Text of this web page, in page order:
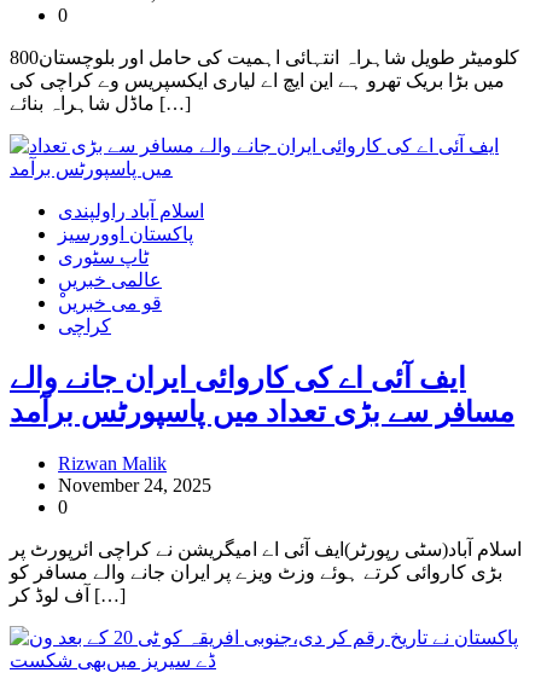
0
800کلومیٹر طویل شاہراہ انتہائی اہمیت کی حامل اور بلوچستان
میں بڑا بریک تھرو ہے این ایچ اے لیاری ایکسپریس وے کراچی کی
ماڈل شاہراہ بنائے […]
اسلام آباد راولپندی
پاکستان اوورسیز
ٹاپ سٹوری
عالمی خبریں
ْقو می خبریں
کراچی
ایف آئی اے کی کاروائی ایران جانے والے
مسافر سے بڑی تعداد میں پاسپورٹس برآمد
Rizwan Malik
November 24, 2025
0
اسلام آباد(سٹی رپورٹر)ایف آئی اے امیگریشن نے کراچی ائرپورٹ پر
بڑی کاروائی کرتے ہوئے وزٹ ویزے پر ایران جانے والے مسافر کو
آف لوڈ کر […]